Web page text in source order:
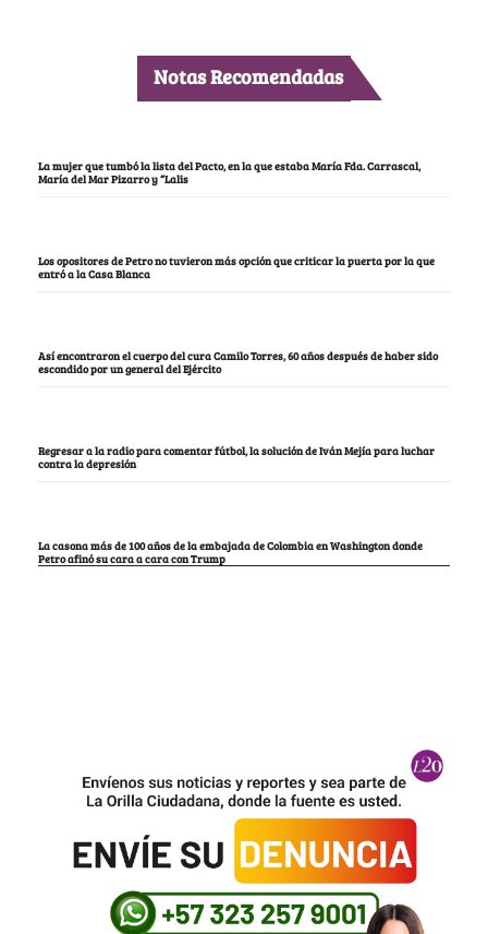
Notas Recomendadas
La mujer que tumbó la lista del Pacto, en la que estaba María Fda. Carrascal,
María del Mar Pizarro y “Lalis
Los opositores de Petro no tuvieron más opción que criticar la puerta por la que
entró a la Casa Blanca
Así encontraron el cuerpo del cura Camilo Torres, 60 años después de haber sido
escondido por un general del Ejército
Regresar a la radio para comentar fútbol, la solución de Iván Mejía para luchar
contra la depresión
La casona más de 100 años de la embajada de Colombia en Washington donde
Petro afinó su cara a cara con Trump